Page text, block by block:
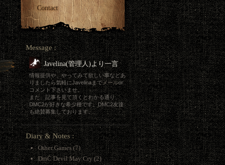
Contact
Message :
Javelina(管理人)より一言
情報提供や、やってみて欲しい事などあ
りましたら気軽にJavelinaまでメールor
コメント下さいませ。
また、記事を見て頂くとわかる通り、
DMC2が好きな希少種です。DMC2友達
も絶賛募集しております。
Diary & Notes :
Other Games(7)
DmC Devil May Cry(2)